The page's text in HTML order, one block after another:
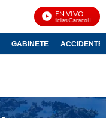
EN VIVO
Noticias Caracol En
GABINETE ACCIDENTE